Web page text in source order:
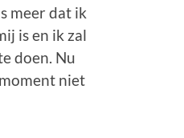
meer dat ik
is en ik zal
doen. Nu
niet